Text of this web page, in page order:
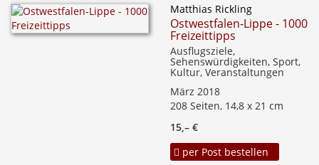
Matthias Rickling
Ostwestfalen-Lippe - 1000
Freizeittipps
Ausflugsziele,
Sehenswürdigkeiten, Sport,
Kultur, Veranstaltungen
März 2018
208 Seiten, 14,8 x 21 cm
15,– €
per Post bestellen